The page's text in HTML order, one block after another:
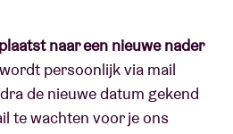
naar een nieuwe nader
persoonlijk via mail
de nieuwe datum gekend
te wachten voor je ons